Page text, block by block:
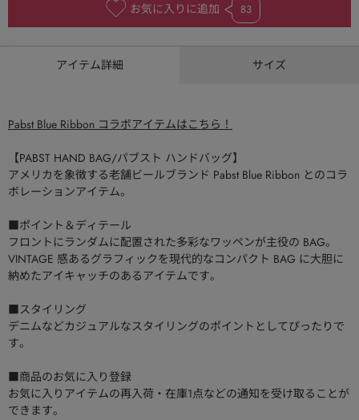
お気に入りに追加 83
アイテム詳細 サイズ
Pabst Blue Ribbon コラボアイテムはこちら！
【PABST HAND BAG/パブスト ハンドバッグ】
アメリカを象徴する老舗ビールブランド Pabst Blue Ribbon とのコラ
ボレーションアイテム。
■ポイント＆ディテール
フロントにランダムに配置された多彩なワッペンが主役の BAG。
VINTAGE 感あるグラフィックを現代的なコンパクト BAG に大胆に
納めたアイキャッチのあるアイテムです。
■スタイリング
デニムなどカジュアルなスタイリングのポイントとしてぴったりで
す。
■商品のお気に入り登録
お気に入りアイテムの再入荷・在庫1点などの通知を受け取ることが
できます。